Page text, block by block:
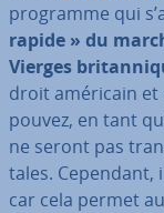
programme qui
rapide » du
Vierges
droit américain et
pouvez, en tant
ne seront pas
tales. Cependant,
car cela permet